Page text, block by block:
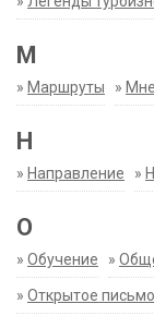
М
» Маршруты »
Н
» Направление »
О
» Обучение »
» Открытое письмо